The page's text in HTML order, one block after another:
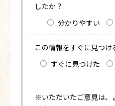
したか？
分かりやすい
この情報をすぐに見つ
すぐに見つけた
※いただいたご意見は、